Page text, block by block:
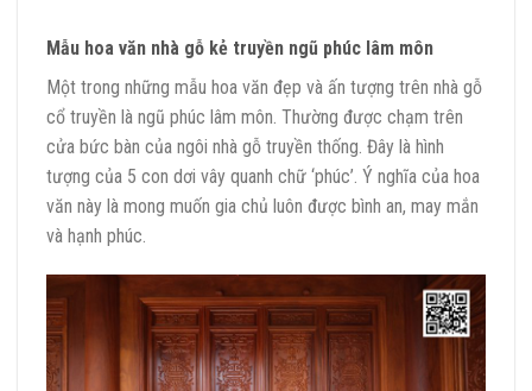
Mẫu hoa văn nhà gỗ kẻ truyền ngũ phúc lâm môn
Một trong những mẫu hoa văn đẹp và ấn tượng trên nhà gỗ
cổ truyền là ngũ phúc lâm môn. Thường được chạm trên
cửa bức bàn của ngôi nhà gỗ truyền thống. Đây là hình
tượng của 5 con dơi vây quanh chữ ‘phúc’. Ý nghĩa của hoa
văn này là mong muốn gia chủ luôn được bình an, may mắn
và hạnh phúc.